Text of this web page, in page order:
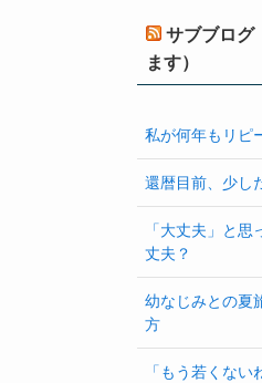
サブブログ
ます）
私が何年もリピ
還暦目前、少し
「大丈夫」と
丈夫？
幼なじみとの夏
方
「もう若くない